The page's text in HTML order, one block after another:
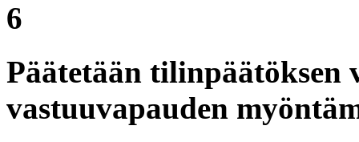
6
Päätetään tilinpäätöksen
vastuuvapauden